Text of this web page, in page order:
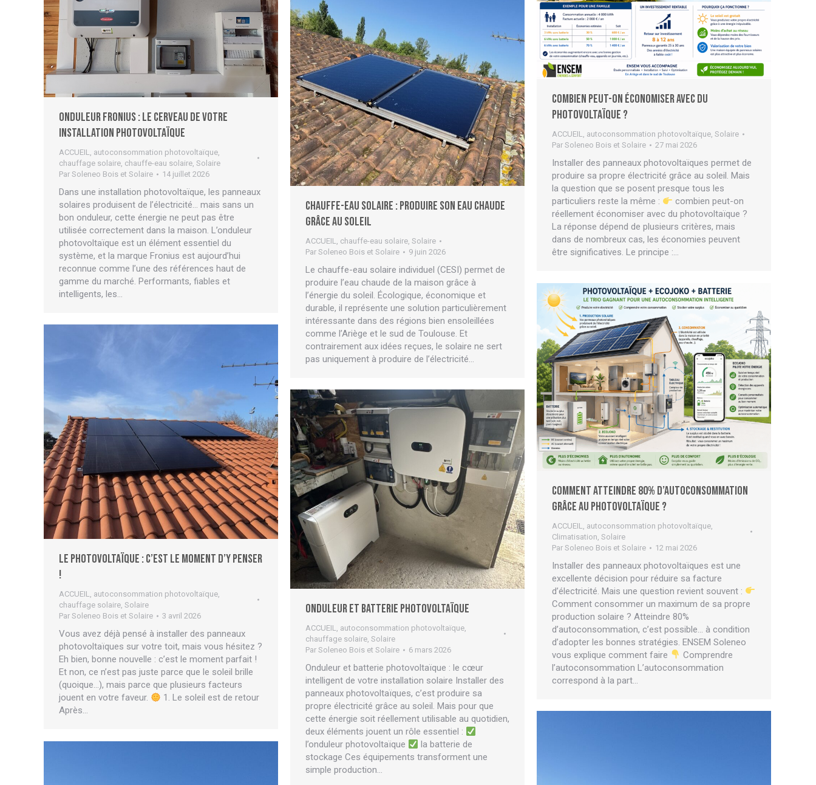
Onduleur Fronius : le cerveau de votre
installation photovoltaïque
ACCUEIL autoconsommation photovoltaïque
chauffage solaire chauffe-eau solaire Solaire
Par Soleneo Bois et Solaire 14 juillet 2026
Dans une installation photovoltaïque, les panneaux
solaires produisent de l’électricité… mais sans un
bon onduleur, cette énergie ne peut pas être
utilisée correctement dans la maison. L’onduleur
photovoltaïque est un élément essentiel du
système, et la marque Fronius est aujourd’hui
reconnue comme l’une des références haut de
gamme du marché. Performants, fiables et
intelligents, les…
Chauffe-eau solaire : produire son eau chaude
grâce au soleil
ACCUEIL chauffe-eau solaire Solaire
Par Soleneo Bois et Solaire 9 juin 2026
Le chauffe-eau solaire individuel (CESI) permet de
produire l’eau chaude de la maison grâce à
l’énergie du soleil. Écologique, économique et
durable, il représente une solution particulièrement
intéressante dans des régions bien ensoleillées
comme l’Ariège et le sud de Toulouse. Et
contrairement aux idées reçues, le solaire ne sert
pas uniquement à produire de l’électricité…
Combien peut-on économiser avec du
photovoltaïque ?
ACCUEIL, autoconsommation photovoltaïque, Solaire
Par Soleneo Bois et Solaire 27 mai 2026
Installer des panneaux photovoltaïques permet de
produire sa propre électricité grâce au soleil. Mais
la question que se posent presque tous les
particuliers reste la même :
combien peut-on
réellement économiser avec du photovoltaïque ?
La réponse dépend de plusieurs critères, mais
dans de nombreux cas, les économies peuvent
être significatives. Le principe :…
Comment atteindre 80% d’autoconsommation
grâce au photovoltaïque ?
ACCUEIL autoconsommation photovoltaïque
Climatisation Solaire
Par Soleneo Bois et Solaire 12 mai 2026
Installer des panneaux photovoltaïques est une
excellente décision pour réduire sa facture
d’électricité. Mais une question revient souvent :
Comment consommer un maximum de sa propre
production solaire ? Atteindre 80%
d’autoconsommation, c’est possible… à condition
d’adopter les bonnes stratégies. ENSEM Soleneo
vous explique comment faire
Comprendre
l’autoconsommation L’autoconsommation
correspond à la part…
Le photovoltaïque : c’est le moment d’y penser
!
ACCUEIL, autoconsommation photovoltaïque,
chauffage solaire, Solaire
Par Soleneo Bois et Solaire 3 avril 2026
Vous avez déjà pensé à installer des panneaux
photovoltaïques sur votre toit, mais vous hésitez ?
Eh bien, bonne nouvelle : c’est le moment parfait !
Et non, ce n’est pas juste parce que le soleil brille
(quoique…), mais parce que plusieurs facteurs
jouent en votre faveur.
1. Le soleil est de retour
Après…
Onduleur et batterie photovoltaïque
ACCUEIL, autoconsommation photovoltaïque,
chauffage solaire, Solaire
Par Soleneo Bois et Solaire 6 mars 2026
Onduleur et batterie photovoltaïque : le cœur
intelligent de votre installation solaire Installer des
panneaux photovoltaïques, c’est produire sa
propre électricité grâce au soleil. Mais pour que
cette énergie soit réellement utilisable au quotidien,
deux éléments jouent un rôle essentiel :
l’onduleur photovoltaïque
la batterie de
stockage Ces équipements transforment une
simple production…